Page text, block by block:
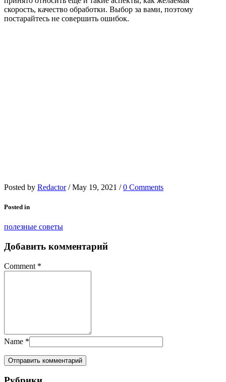
скорость, качество обработки. Выбор за вами, поэтому
постарайтесь не совершить ошибок.
Posted by Redactor / May 19, 2021 / 0 Comments
Posted in
полезные советы
Добавить комментарий
Comment *
Name *